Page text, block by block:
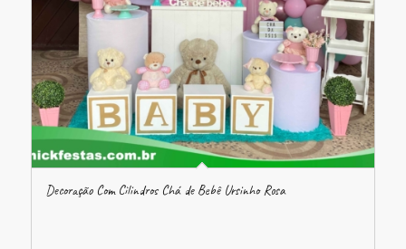
Decoração Com Cilindros Chá de Bebê Ursinho Rosa